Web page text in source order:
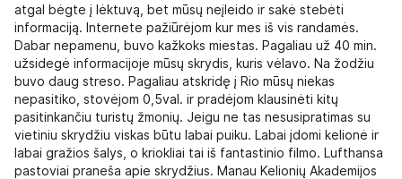
atgal bėgte į lėktuvą, bet mūsų neįleido ir sakė stebėti
informaciją. Internete pažiūrėjom kur mes iš vis randamės.
Dabar nepamenu, buvo kažkoks miestas. Pagaliau už 40 min.
užsidegė informacijoje mūsų skrydis, kuris vėlavo. Na žodžiu
buvo daug streso. Pagaliau atskridę į Rio mūsų niekas
nepasitiko, stovėjom 0,5val. ir pradėjom klausinėti kitų
pasitinkančiu turistų žmonių. Jeigu ne tas nesusipratimas su
vietiniu skrydžiu viskas būtu labai puiku. Labai įdomi kelionė ir
labai gražios šalys, o kriokliai tai iš fantastinio filmo. Lufthansa
pastoviai praneša apie skrydžius. Manau Kelionių Akademijos